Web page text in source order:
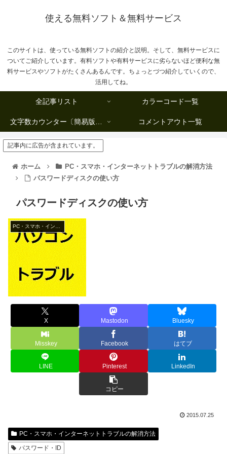
使える無料ソフト＆無料サービス
このサイトは、使っている無料ソフトの紹介と説明。そして、無料サービスに
ついてご紹介しています。有料ソフトや有料サービスに劣らないほど便利な無
料サービスやソフトがたくさんあるんです。ちょっとづつ紹介していくので、
活用してね。
全記事リスト カラーコード一覧
文字数カウンター〔簡易版複数行タイプ〕 コメントアウト一覧
記事内に広告が含まれています。
ホーム
PC・スマホ・インターネットトラブルの解消方法
パスワードディスクの使い方
パスワードディスクの使い方
PC・スマホ・インターネットトラブルの解消方法
X Mastodon Bluesky
Misskey Facebook はてブ
LINE Pinterest LinkedIn
コピー
2015.07.25
PC・スマホ・インターネットトラブルの解消方法
パスワード・ID